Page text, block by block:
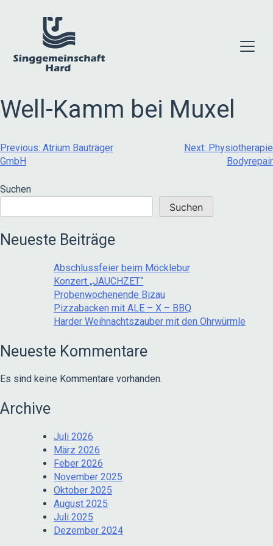
Well-Kamm bei Muxel
Beitragsnavigation
Previous: Atrium Bauträger
GmbH
Next: Physiotherapie
Bodyrepair
Suchen
Suchen
Neueste Beiträge
Abschlussfeier beim Möcklebur
Konzert „JAUCHZET“
Probenwochenende Bizau
Pizzabacken mit ALE – X – BBQ
Harder Weihnachtszauber mit den Ohrwürmle
Neueste Kommentare
Es sind keine Kommentare vorhanden.
Archive
Juli 2026
März 2026
Feber 2026
November 2025
Oktober 2025
August 2025
Juli 2025
Dezember 2024